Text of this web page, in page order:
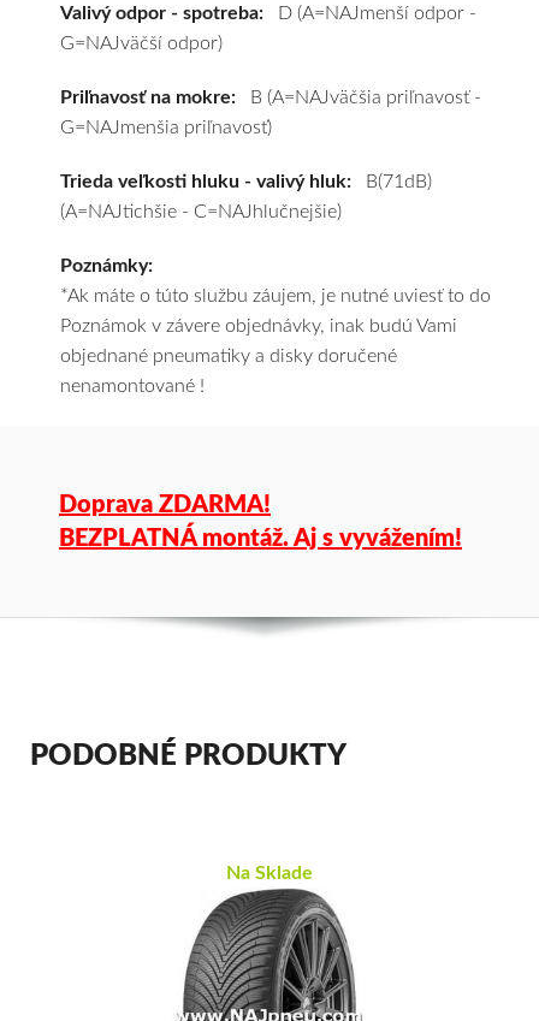
zadarmo.
Valivý odpor - spotreba: D (A=NAJmenší odpor -
G=NAJväčší odpor)
Priľnavosť na mokre: B (A=NAJväčšia priľnavosť -
G=NAJmenšia priľnavosť)
Trieda veľkosti hluku - valivý hluk: B(71dB)
(A=NAJtichšie - C=NAJhlučnejšie)
Poznámky:
*Ak máte o túto službu záujem, je nutné uviesť to do
Poznámok v závere objednávky, inak budú Vami
objednané pneumatiky a disky doručené
nenamontované !
Doprava ZDARMA!
BEZPLATNÁ montáž. Aj s vyvážením!
PODOBNÉ PRODUKTY
Na Sklade